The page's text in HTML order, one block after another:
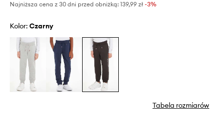
Najniższa cena z 30 dni przed obniżką: 139,99 zł -3%
Kolor: czarny
Tabela rozmiarów